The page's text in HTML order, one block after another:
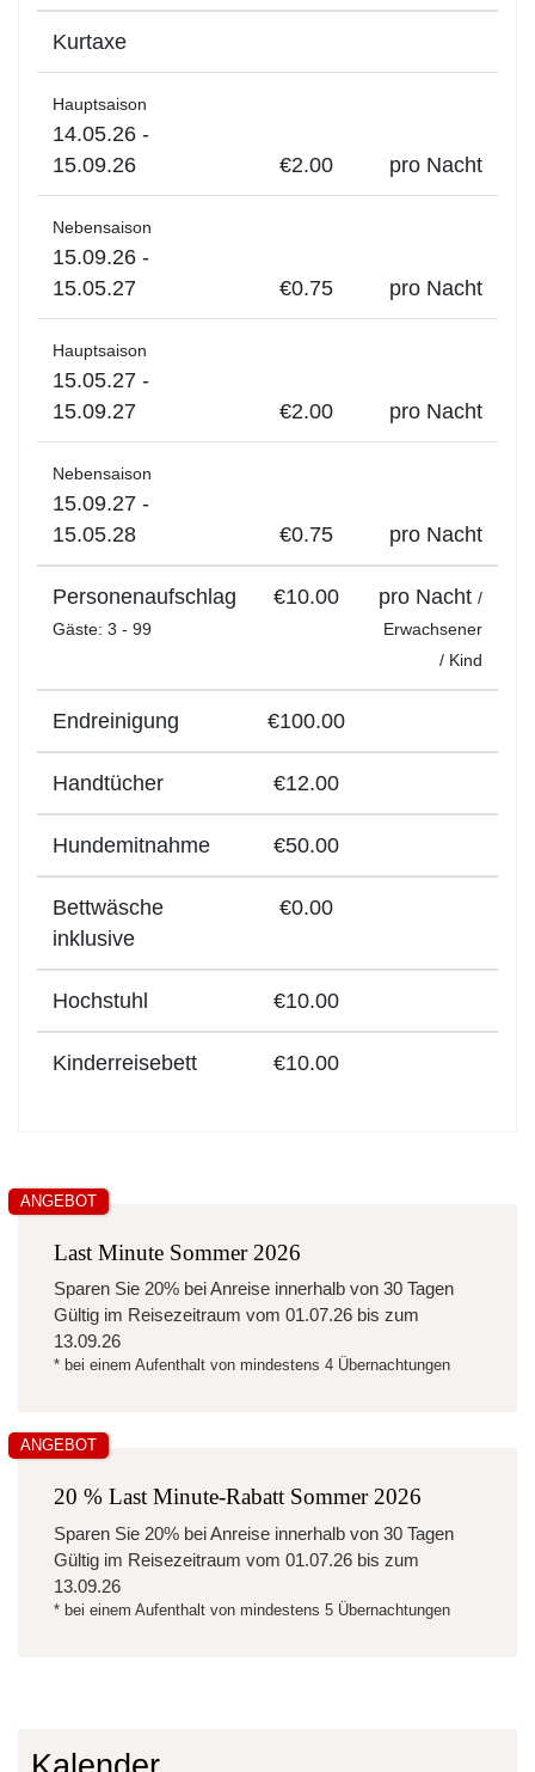
Kurtaxe
Hauptsaison
14.05.26 -
15.09.26
€2.00 pro Nacht
Nebensaison
15.09.26 -
15.05.27
€0.75 pro Nacht
Hauptsaison
15.05.27 -
15.09.27
€2.00 pro Nacht
Nebensaison
15.09.27 -
15.05.28
€0.75 pro Nacht
Personenaufschlag
Gäste: 3 - 99
€10.00 pro Nacht/
Erwachsener
/ Kind
Endreinigung €100.00
Handtücher €12.00
Hundemitnahme €50.00
Bettwäsche
inklusive
€0.00
Hochstuhl €10.00
Kinderreisebett €10.00
Last Minute Sommer 2026
Sparen Sie 20% bei Anreise innerhalb von 30 Tagen
Gültig im Reisezeitraum vom 01.07.26 bis zum
13.09.26
* bei einem Aufenthalt von mindestens 4 Übernachtungen
ANGEBOT
20 % Last Minute-Rabatt Sommer 2026
Sparen Sie 20% bei Anreise innerhalb von 30 Tagen
Gültig im Reisezeitraum vom 01.07.26 bis zum
13.09.26
* bei einem Aufenthalt von mindestens 5 Übernachtungen
ANGEBOT